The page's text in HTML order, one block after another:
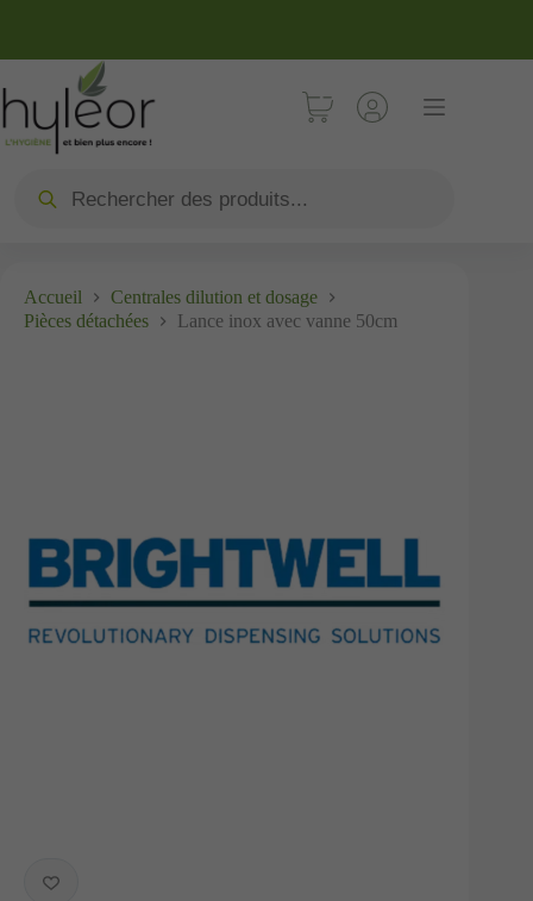
Accueil
Centrales dilution et dosage
Pièces détachées
Lance inox avec vanne 50cm